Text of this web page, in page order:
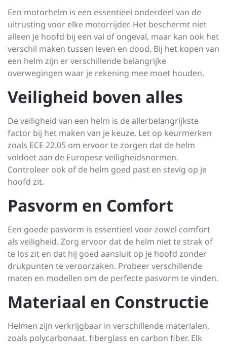
Een motorhelm is een essentieel onderdeel van de
uitrusting voor elke motorrijder. Het beschermt niet
alleen je hoofd bij een val of ongeval, maar kan ook het
verschil maken tussen leven en dood. Bij het kopen van
een helm zijn er verschillende belangrijke
overwegingen waar je rekening mee moet houden.
Veiligheid boven alles
De veiligheid van een helm is de allerbelangrijkste
factor bij het maken van je keuze. Let op keurmerken
zoals ECE 22.05 om ervoor te zorgen dat de helm
voldoet aan de Europese veiligheidsnormen.
Controleer ook of de helm goed past en stevig op je
hoofd zit.
Pasvorm en Comfort
Een goede pasvorm is essentieel voor zowel comfort
als veiligheid. Zorg ervoor dat de helm niet te strak of
te los zit en dat hij goed aansluit op je hoofd zonder
drukpunten te veroorzaken. Probeer verschillende
maten en modellen om de perfecte pasvorm te vinden.
Materiaal en Constructie
Helmen zijn verkrijgbaar in verschillende materialen,
zoals polycarbonaat, fiberglass en carbon fiber. Elk